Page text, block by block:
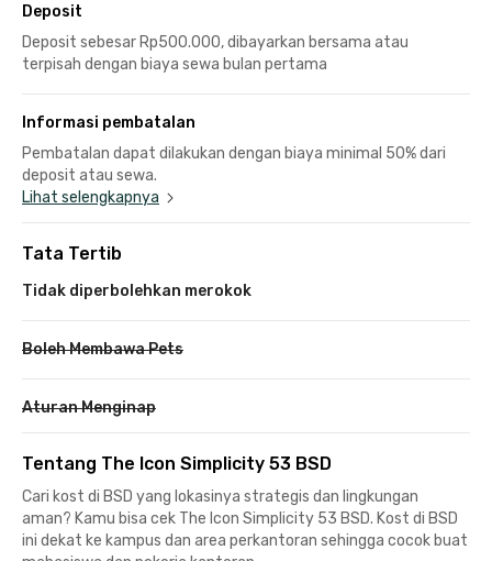
Deposit
Deposit sebesar Rp500.000, dibayarkan bersama atau
terpisah dengan biaya sewa bulan pertama
Informasi pembatalan
Pembatalan dapat dilakukan dengan biaya minimal 50% dari
deposit atau sewa.
Lihat selengkapnya
Tata Tertib
Tidak diperbolehkan merokok
Boleh Membawa Pets
Aturan Menginap
Tentang The Icon Simplicity 53 BSD
Cari kost di BSD yang lokasinya strategis dan lingkungan
aman? Kamu bisa cek The Icon Simplicity 53 BSD. Kost di BSD
ini dekat ke kampus dan area perkantoran sehingga cocok buat